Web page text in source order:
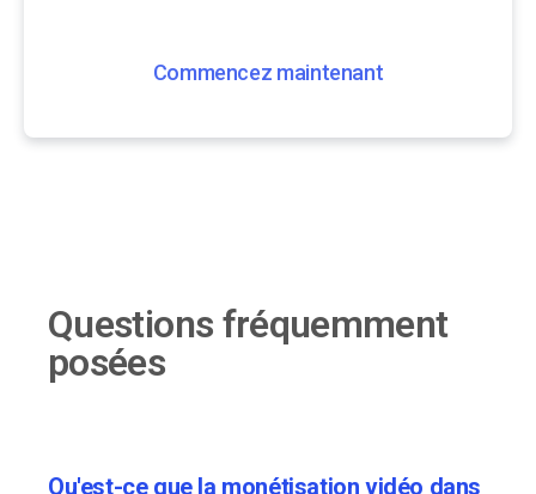
Commencez maintenant
Questions fréquemment
posées
Qu'est-ce que la monétisation vidéo dans